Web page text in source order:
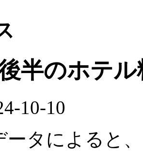
半のホテ
10-10
ータによると